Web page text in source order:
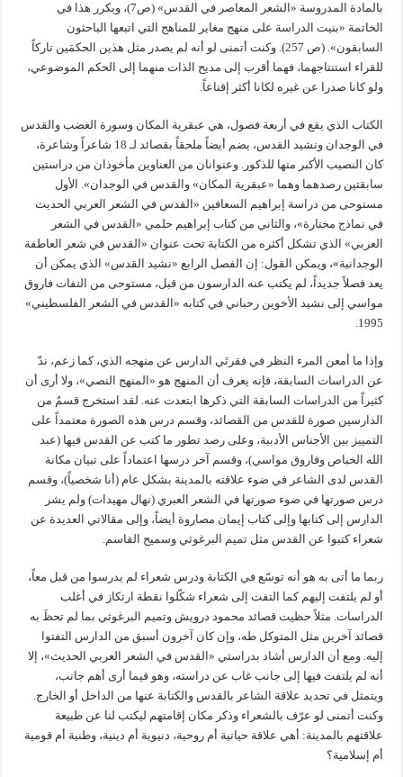
بالمادة المدروسة «الشعر المعاصر في القدس» (ص7)، ويكرر هذا في
الخاتمة «بنيت الدراسة على منهج مغاير للمناهج التي اتبعها الباحثون
السابقون». (ص 257). وكنت أتمنى لو أنه لم يصدر مثل هذين الحكمَين تاركاً
للقراء استنتاجهما، فهما أقرب إلى مديح الذات منهما إلى الحكم الموضوعي،
ولو كانا صدرا عن غيره لكانا أكثر إقناعاً.
الكتاب الذي يقع في أربعة فصول، هي عبقرية المكان وسورة الغضب والقدس
في الوجدان ونشيد القدس، يضم أيضاً ملحقاً بقصائد لـ 18 شاعراً وشاعرة،
كان النصيب الأكبر منها للذكور. وعنوانان من العناوين مأخوذان من دراستين
سابقتين رصدهما وهما «عبقرية المكان» والقدس في الوجدان». الأول
مستوحى من دراسة إبراهيم السعافين «القدس في الشعر العربي الحديث
في نماذج مختارة»، والثاني من كتاب إبراهيم حلمي «القدس في الشعر
العربي» الذي تشكل أكثره من الكتابة تحت عنوان «القدس في شعر العاطفة
الوجدانية»، ويمكن القول: إن الفصل الرابع «نشيد القدس» الذي يمكن أن
يعد فصلاً جديداً، لم يكتب عنه الدارسون من قبل، مستوحى من التفات فاروق
مواسي إلى نشيد الأخوين رحباني في كتابه «القدس في الشعر الفلسطيني»
1995.
وإذا ما أمعن المرء النظر في فقرتَي الدارس عن منهجه الذي، كما زعم، ندّ
عن الدراسات السابقة، فإنه يعرف أن المنهج هو «المنهج النصي»، ولا أرى أن
كثيراً من الدراسات السابقة التي ذكرها ابتعدت عنه. لقد استخرج قسمٌ من
الدارسين صورة للقدس من القصائد، وقسم درس هذه الصورة معتمداً على
التمييز بين الأجناس الأدبية، وعلى رصد تطور ما كتب عن القدس فيها (عبد
الله الخباص وفاروق مواسي)، وقسم آخر درسها اعتماداً على تبيان مكانة
القدس لدى الشاعر في ضوء علاقته بالمدينة بشكل عام (أنا شخصياً)، وقسم
درس صورتها في ضوء صورتها في الشعر العبري (نهال مهيدات) ولم يشر
الدارس إلى كتابها وإلى كتاب إيمان مصاروة أيضاً، وإلى مقالاتي العديدة عن
شعراء كتبوا عن القدس مثل تميم البرغوثي وسميح القاسم.
ربما ما أتى به هو أنه توسّع في الكتابة ودرس شعراء لم يدرسوا من قبل معاً،
أو لم يلتفت إليهم كما التفت إلى شعراء شكّلوا نقطة ارتكاز في أغلب
الدراسات. مثلاً حظيت قصائد محمود درويش وتميم البرغوثي بما لم تحظَ به
قصائد آخرين مثل المتوكل طه، وإن كان آخرون أسبق من الدارس التفتوا
إليه. ومع أن الدارس أشاد بدراستي «القدس في الشعر العربي الحديث»، إلا
أنه لم يلتفت فيها إلى جانب غاب عن دراسته، وهو فيما أرى أهم جانب،
ويتمثل في تحديد علاقة الشاعر بالقدس والكتابة عنها من الداخل أو الخارج.
وكنت أتمنى لو عرّف بالشعراء وذكر مكان إقامتهم ليكتب لنا عن طبيعة
علاقتهم بالمدينة: أهي علاقة حياتية أم روحية، دنيوية أم دينية، وطنية أم قومية
أم إسلامية؟